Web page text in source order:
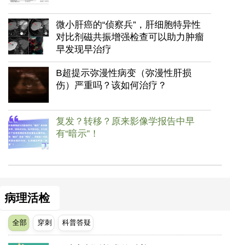
微小肝癌的“侦察兵”，肝细胞特异性
对比剂磁共振增强检查可以助力肿瘤
早发现早治疗
B超提示弥漫性病变（弥漫性肝损
伤）严重吗？该如何治疗？
复发？转移？原来影像学报告中早
有“暗示”！
病理活检
全部 穿刺 科普答疑